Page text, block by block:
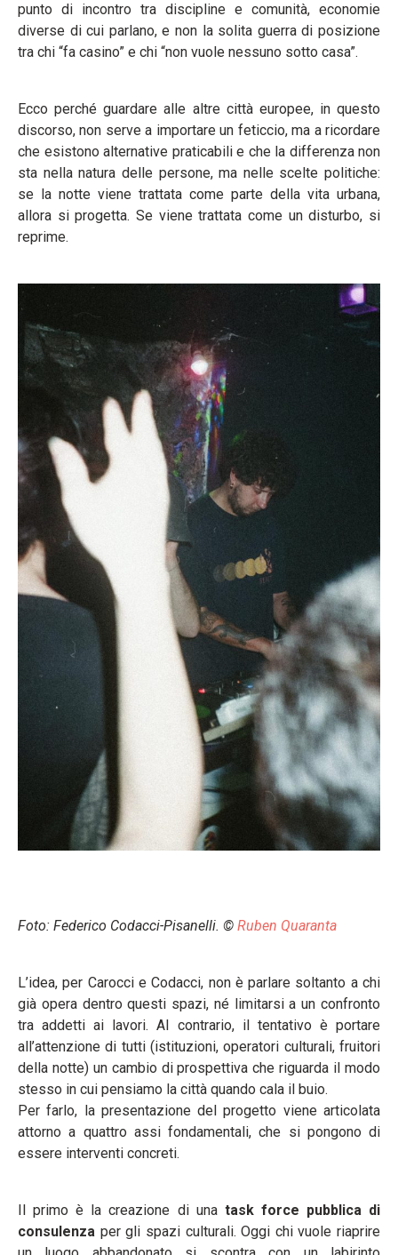
punto di incontro tra discipline e comunità, economie
diverse di cui parlano, e non la solita guerra di posizione
tra chi “fa casino” e chi “non vuole nessuno sotto casa”.
Ecco perché guardare alle altre città europee, in questo
discorso, non serve a importare un feticcio, ma a ricordare
che esistono alternative praticabili e che la differenza non
sta nella natura delle persone, ma nelle scelte politiche:
se la notte viene trattata come parte della vita urbana,
allora si progetta. Se viene trattata come un disturbo, si
reprime.
Foto: Federico Codacci-Pisanelli. © Ruben Quaranta
L’idea, per Carocci e Codacci, non è parlare soltanto a chi
già opera dentro questi spazi, né limitarsi a un confronto
tra addetti ai lavori. Al contrario, il tentativo è portare
all’attenzione di tutti (istituzioni, operatori culturali, fruitori
della notte) un cambio di prospettiva che riguarda il modo
stesso in cui pensiamo la città quando cala il buio.
Per farlo, la presentazione del progetto viene articolata
attorno a quattro assi fondamentali, che si pongono di
essere interventi concreti.
Il primo è la creazione di una task force pubblica di
consulenza per gli spazi culturali. Oggi chi vuole riaprire